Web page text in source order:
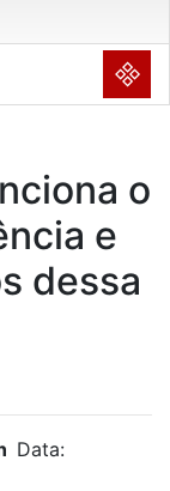
NULL
o
e
dessa
Data: